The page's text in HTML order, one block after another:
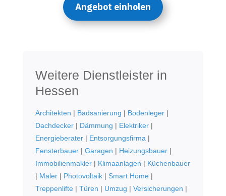
Angebot einholen
Weitere Dienstleister in
Hessen
Architekten | Badsanierung | Bodenleger|
Dachdecker| Dämmung | Elektriker|
Energieberater| Entsorgungsfirma |
Fensterbauer| Garagen | Heizungsbauer|
Immobilienmakler| Klimaanlagen | Küchenbauer
| Maler| Photovoltaik| Smart Home|
Treppenlifte| Türen | Umzug | Versicherungen |